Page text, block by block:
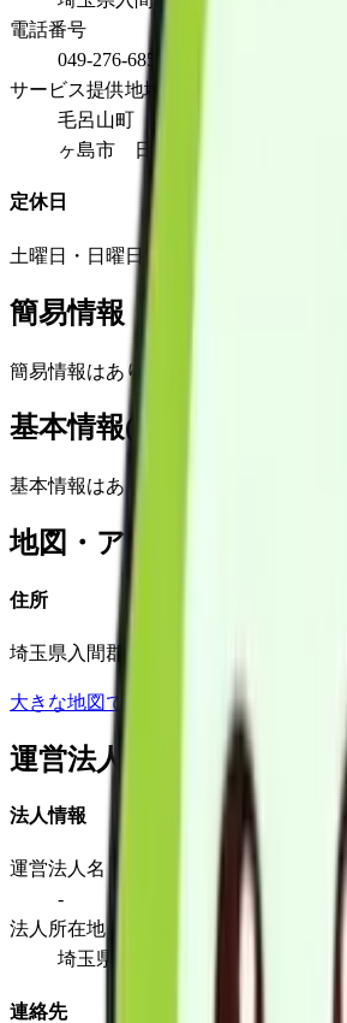
電話番号
049-276-6850
サービス提供地域
毛呂山町 越生町 鳩山町 と
ヶ島市 日高市 飯能市
定休日
土曜日・日曜日・祝日 12月29日から1
簡易情報
簡易情報はありません
基本情報(詳細)
基本情報はありません
地図・アクセス
住所
埼玉県入間郡毛呂山町毛呂本郷671-2
大きな地図で見る
運営法人
法人情報
運営法人名
-
法人所在地
埼玉県入間郡毛呂山町毛呂本郷
連絡先